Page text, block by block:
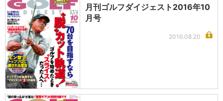
月刊ゴルフダイジェスト2016年10
月号
2016.08.20